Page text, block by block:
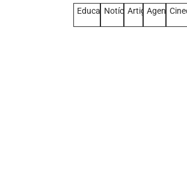
EducativoNotíciasArtigoAgenda